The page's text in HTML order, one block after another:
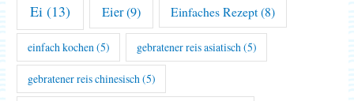
Ei (13) Eier(9) Einfaches Rezept(8)
einfach kochen(5) gebratener reis asiatisch(5)
gebratener reis chinesisch (5)